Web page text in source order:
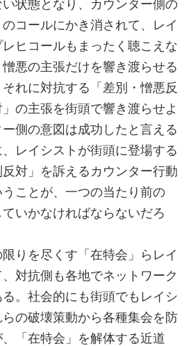
状態となり、カウンター側の
のコールにかき消されて、レイ
ヒコールもまったく聴こえな
悪の主張だけを響き渡らせる
れに対抗する「差別・憎悪反
の主張を街頭で響き渡らせよ
側の意図は成功したと言える
レイシストが街頭に登場する
対」を訴えるカウンター行動
ことが、一つの当たり前の
ていかなければならないだろ
りを尽くす「在特会」らレイ
対抗側も各地でネットワーク
。社会的にも街頭でもレイシ
の破壊策動から各種集会を防
「在特会」を解体する近道